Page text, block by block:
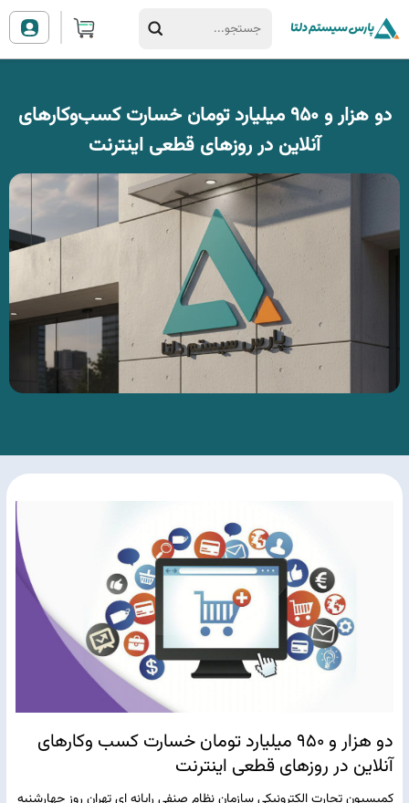
دو هزار و ۹۵۰ میلیارد تومان خسارت کسب‌وکارهای
آنلاین در روزهای قطعی اینترنت
دو هزار و ۹۵۰ میلیارد تومان خسارت کسب وکارهای
آنلاین در روزهای قطعی اینترنت